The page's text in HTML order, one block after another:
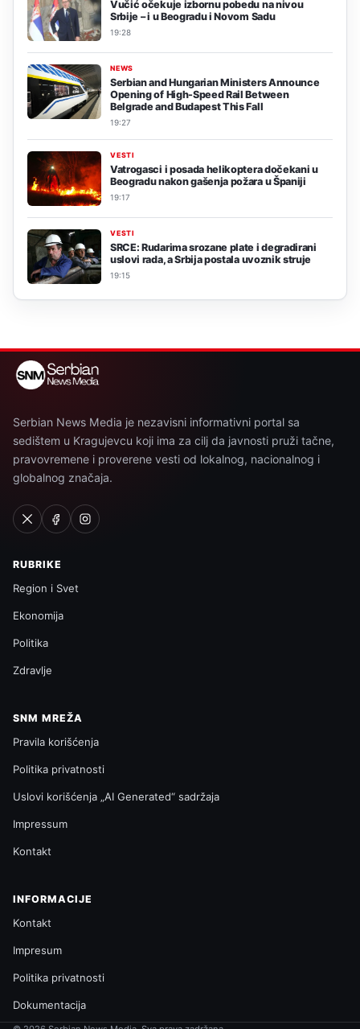
Vučić očekuje izbornu pobedu na nivou
Srbije – i u Beogradu i Novom Sadu
19:28
NEWS
Serbian and Hungarian Ministers Announce
Opening of High-Speed Rail Between
Belgrade and Budapest This Fall
19:27
VESTI
Vatrogasci i posada helikoptera dočekani u
Beogradu nakon gašenja požara u Španiji
19:17
VESTI
SRCE: Rudarima srozane plate i degradirani
uslovi rada, a Srbija postala uvoznik struje
19:15
Serbian News Media je nezavisni informativni portal sa
sedištem u Kragujevcu koji ima za cilj da javnosti pruži tačne,
pravovremene i proverene vesti od lokalnog, nacionalnog i
globalnog značaja.
RUBRIKE
Region i Svet
Ekonomija
Politika
Zdravlje
SNM MREŽA
Pravila korišćenja
Politika privatnosti
Uslovi korišćenja „AI Generated“ sadržaja
Impressum
Kontakt
INFORMACIJE
Kontakt
Impresum
Politika privatnosti
Dokumentacija